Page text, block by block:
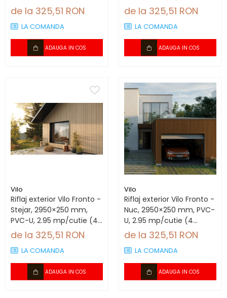
2.95 mp/cutie (4 bucăți)
de la 325,51 RON
LA COMANDA
ADAUGA IN COS
2.95 mp/cutie (4 bucăți)
de la 325,51 RON
LA COMANDA
ADAUGA IN COS
Vilo
Riflaj exterior Vilo Fronto -
Stejar, 2950×250 mm,
PVC-U, 2.95 mp/cutie (4
bucăți)
de la 325,51 RON
LA COMANDA
ADAUGA IN COS
Vilo
Riflaj exterior Vilo Fronto -
Nuc, 2950×250 mm, PVC-
U, 2.95 mp/cutie (4
bucăți)
de la 325,51 RON
LA COMANDA
ADAUGA IN COS